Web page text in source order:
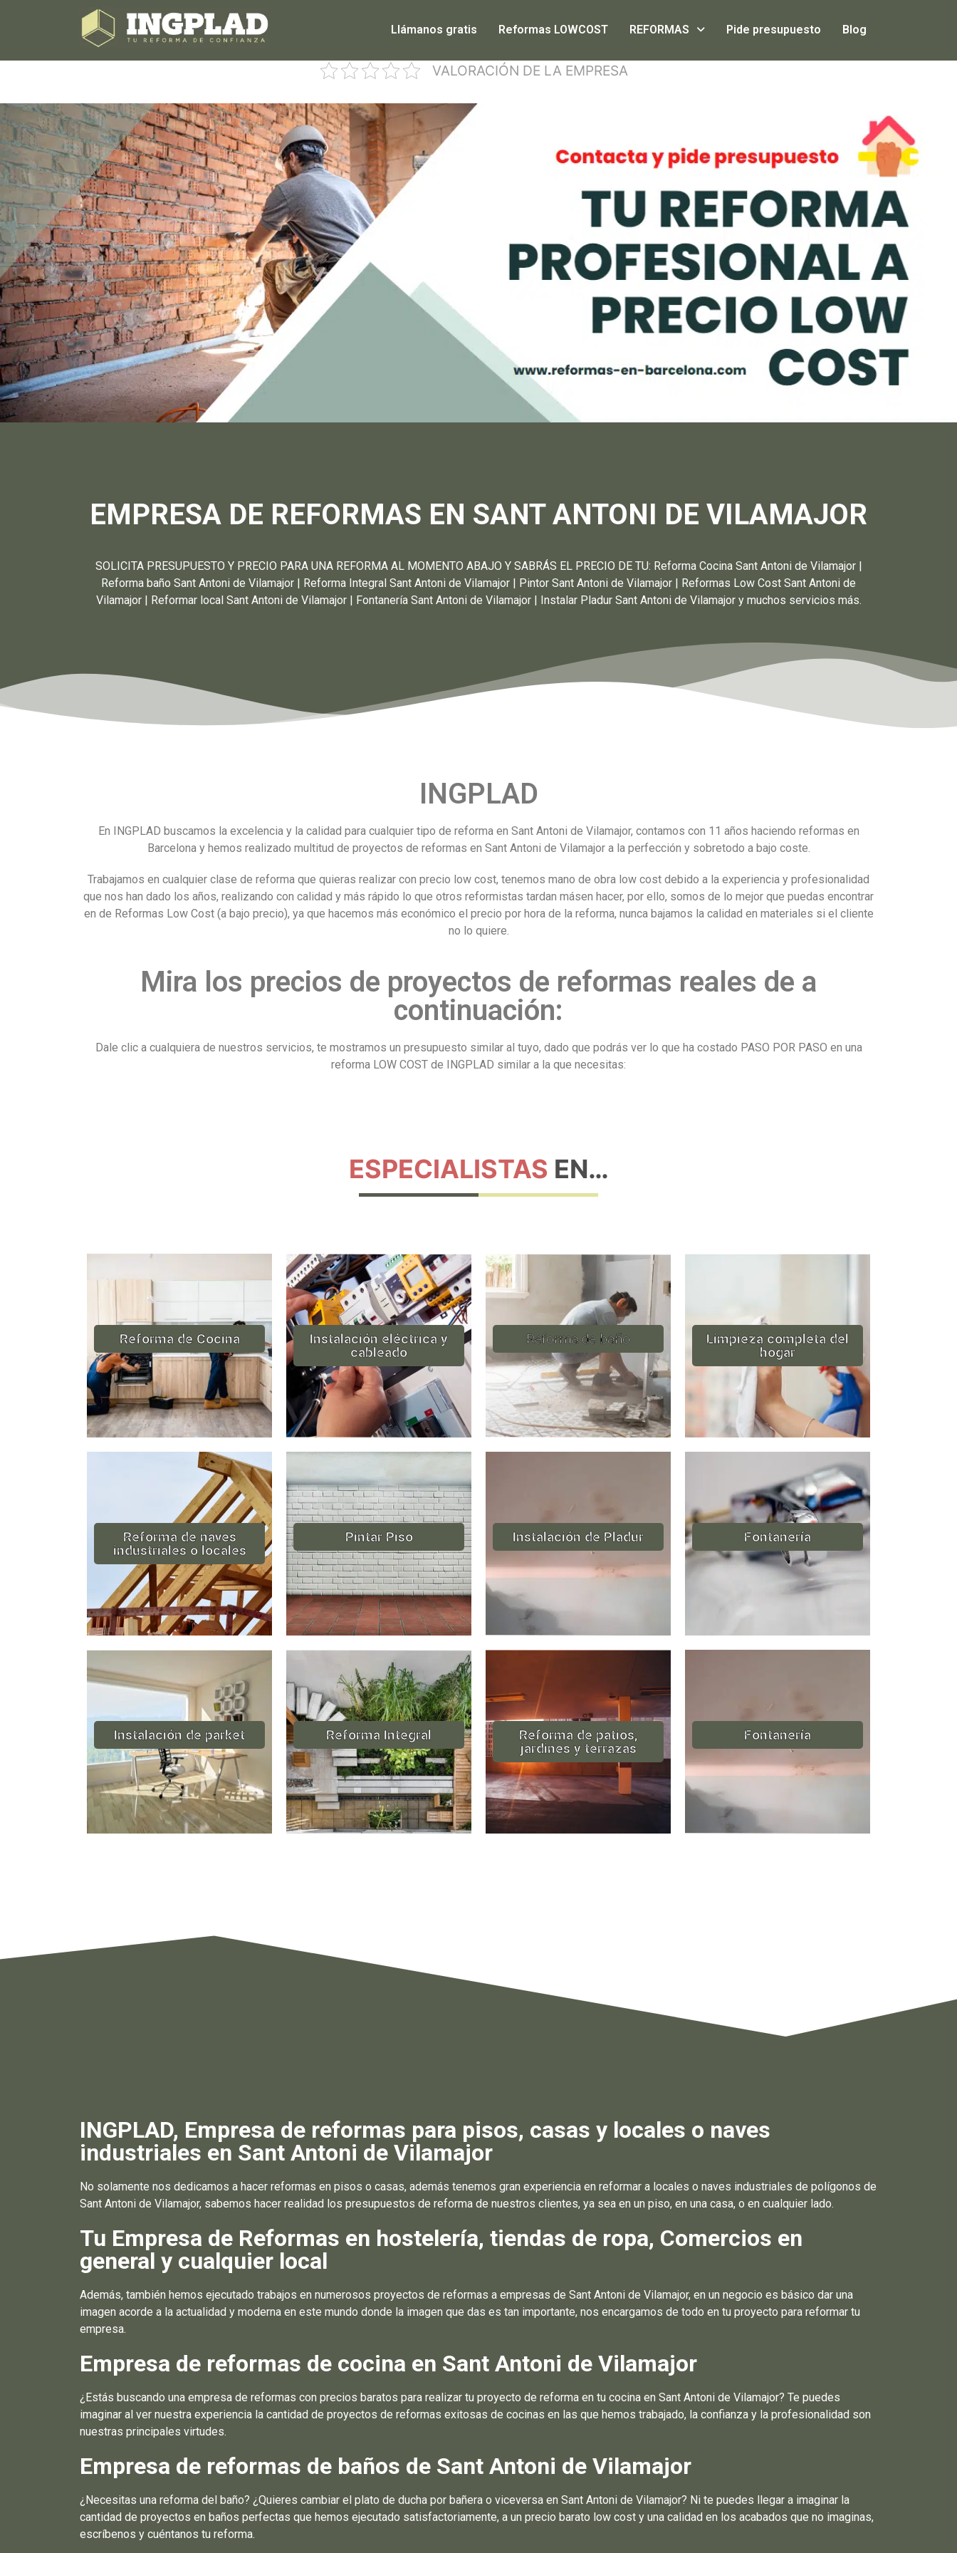
Llámanos gratis Reformas LOWCOST REFORMAS Pide presupuesto Blog
VALORACIÓN DE LA EMPRESA
EMPRESA DE REFORMAS EN SANT ANTONI DE VILAMAJOR
SOLICITA PRESUPUESTO Y PRECIO PARA UNA REFORMA AL MOMENTO ABAJO Y SABRÁS EL PRECIO DE TU: Reforma Cocina Sant Antoni de Vilamajor |
Reforma baño Sant Antoni de Vilamajor | Reforma Integral Sant Antoni de Vilamajor | Pintor Sant Antoni de Vilamajor | Reformas Low Cost Sant Antoni de
Vilamajor | Reformar local Sant Antoni de Vilamajor | Fontanería Sant Antoni de Vilamajor | Instalar Pladur Sant Antoni de Vilamajor y muchos servicios más.
INGPLAD
En INGPLAD buscamos la excelencia y la calidad para cualquier tipo de reforma en Sant Antoni de Vilamajor, contamos con 11 años haciendo reformas en
Barcelona y hemos realizado multitud de proyectos de reformas en Sant Antoni de Vilamajor a la perfección y sobretodo a bajo coste.
Trabajamos en cualquier clase de reforma que quieras realizar con precio low cost, tenemos mano de obra low cost debido a la experiencia y profesionalidad
que nos han dado los años, realizando con calidad y más rápido lo que otros reformistas tardan másen hacer, por ello, somos de lo mejor que puedas encontrar
en de Reformas Low Cost (a bajo precio), ya que hacemos más económico el precio por hora de la reforma, nunca bajamos la calidad en materiales si el cliente
no lo quiere.
Mira los precios de proyectos de reformas reales de a
continuación:
Dale clic a cualquiera de nuestros servicios, te mostramos un presupuesto similar al tuyo, dado que podrás ver lo que ha costado PASO POR PASO en una
reforma LOW COST de INGPLAD similar a la que necesitas:
ESPECIALISTAS EN…
Reforma de Cocina
Instalación eléctrica y
cableado
Reforma de baño
Limpieza completa del
hogar
Reforma de naves
industriales o locales
Pintar Piso Instalación de Pladur Fontanería
Instalación de parket Reforma Integral
Reforma de patios,
jardines y terrazas
Fontanería
INGPLAD, Empresa de reformas para pisos, casas y locales o naves
industriales en Sant Antoni de Vilamajor
No solamente nos dedicamos a hacer reformas en pisos o casas, además tenemos gran experiencia en reformar a locales o naves industriales de polígonos de
Sant Antoni de Vilamajor, sabemos hacer realidad los presupuestos de reforma de nuestros clientes, ya sea en un piso, en una casa, o en cualquier lado.
Tu Empresa de Reformas en hostelería, tiendas de ropa, Comercios en
general y cualquier local
Además, también hemos ejecutado trabajos en numerosos proyectos de reformas a empresas de Sant Antoni de Vilamajor, en un negocio es básico dar una
imagen acorde a la actualidad y moderna en este mundo donde la imagen que das es tan importante, nos encargamos de todo en tu proyecto para reformar tu
empresa.
Empresa de reformas de cocina en Sant Antoni de Vilamajor
¿Estás buscando una empresa de reformas con precios baratos para realizar tu proyecto de reforma en tu cocina en Sant Antoni de Vilamajor? Te puedes
imaginar al ver nuestra experiencia la cantidad de proyectos de reformas exitosas de cocinas en las que hemos trabajado, la confianza y la profesionalidad son
nuestras principales virtudes.
Empresa de reformas de baños de Sant Antoni de Vilamajor
¿Necesitas una reforma del baño? ¿Quieres cambiar el plato de ducha por bañera o viceversa en Sant Antoni de Vilamajor? Ni te puedes llegar a imaginar la
cantidad de proyectos en baños perfectas que hemos ejecutado satisfactoriamente, a un precio barato low cost y una calidad en los acabados que no imaginas,
escríbenos y cuéntanos tu reforma.